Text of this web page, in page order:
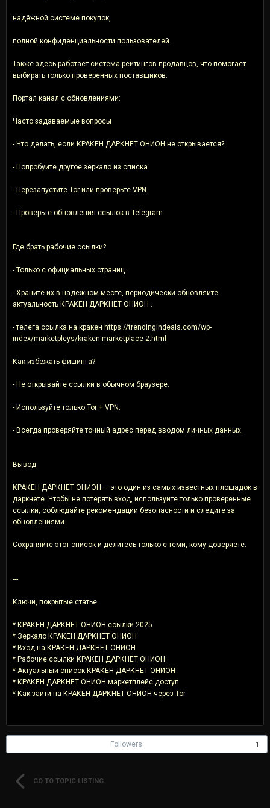
надёжной системе покупок,
полной конфиденциальности пользователей.
Также здесь работает система рейтингов продавцов, что помогает
выбирать только проверенных поставщиков.
Портал канал с обновлениями:
Часто задаваемые вопросы
- Что делать, если КРАКЕН ДАРКНЕТ ОНИОН не открывается?
- Попробуйте другое зеркало из списка.
- Перезапустите Tor или проверьте VPN.
- Проверьте обновления ссылок в Telegram.
Где брать рабочие ссылки?
- Только с официальных страниц.
- Храните их в надёжном месте, периодически обновляйте
актуальность КРАКЕН ДАРКНЕТ ОНИОН .
- телега ссылка на кракен https://trendingindeals.com/wp-
index/marketpleys/kraken-marketplace-2.html
Как избежать фишинга?
- Не открывайте ссылки в обычном браузере.
- Используйте только Tor + VPN.
- Всегда проверяйте точный адрес перед вводом личных данных.
Вывод
КРАКЕН ДАРКНЕТ ОНИОН — это один из самых известных площадок в
даркнете. Чтобы не потерять вход, используйте только проверенные
ссылки, соблюдайте рекомендации безопасности и следите за
обновлениями.
Сохраняйте этот список и делитесь только с теми, кому доверяете.
---
Ключи, покрытые статье
* КРАКЕН ДАРКНЕТ ОНИОН ссылки 2025
* Зеркало КРАКЕН ДАРКНЕТ ОНИОН
* Вход на КРАКЕН ДАРКНЕТ ОНИОН
* Рабочие ссылки КРАКЕН ДАРКНЕТ ОНИОН
* Актуальный список КРАКЕН ДАРКНЕТ ОНИОН
* КРАКЕН ДАРКНЕТ ОНИОН маркетплейс доступ
* Как зайти на КРАКЕН ДАРКНЕТ ОНИОН через Tor
Followers 1
GO TO TOPIC LISTING